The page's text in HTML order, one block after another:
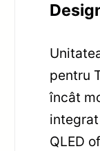
pentru
încât
integrat
QLED